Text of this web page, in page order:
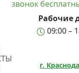
звонок
Рабочие
09:00 –
г.